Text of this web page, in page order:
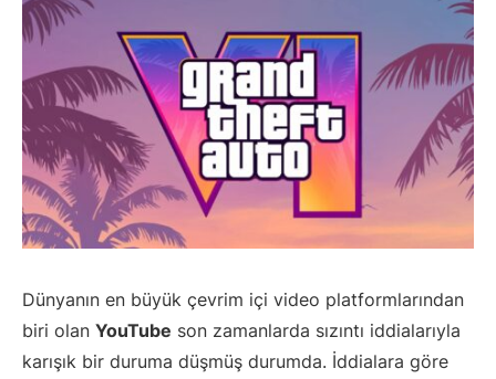
Dünyanın en büyük çevrim içi video platformlarından
biri olan YouTube son zamanlarda sızıntı iddialarıyla
karışık bir duruma düşmüş durumda. İddialara göre